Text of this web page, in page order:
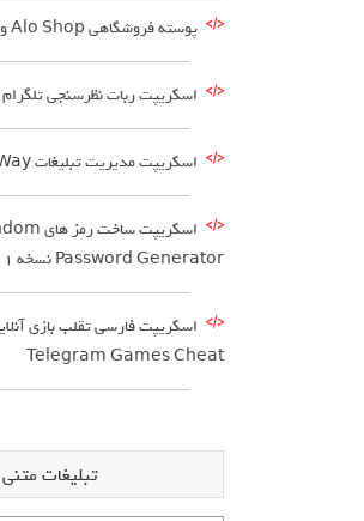
پوسته فروشگاهی Alo Shop ووکامرس
اسکریپت ربات نظرسنجی تلگرام
اسکریپت مدیریت تبلیغات SpotWay نسخه 2.0
Password Generator نسخه ۱
اسکریپت فارسی تقلب بازی
Telegram Games Cheat
تبلیغات متنی